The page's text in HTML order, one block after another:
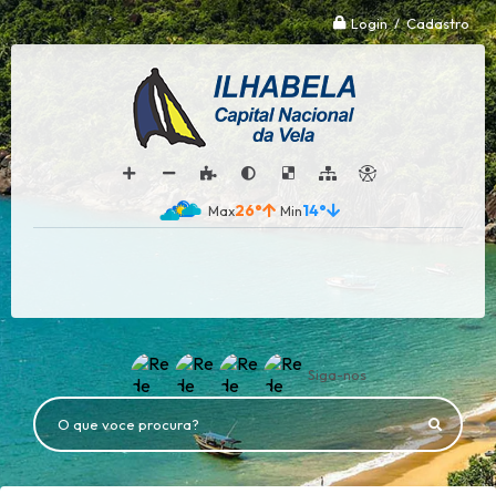
Login / Cadastro
26° 14°
Siga-nos
O que voce procura?